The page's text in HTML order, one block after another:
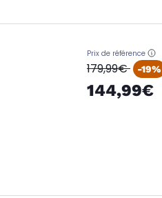
Prix de référence
oldPrice
179,99€ -19%
144,99€